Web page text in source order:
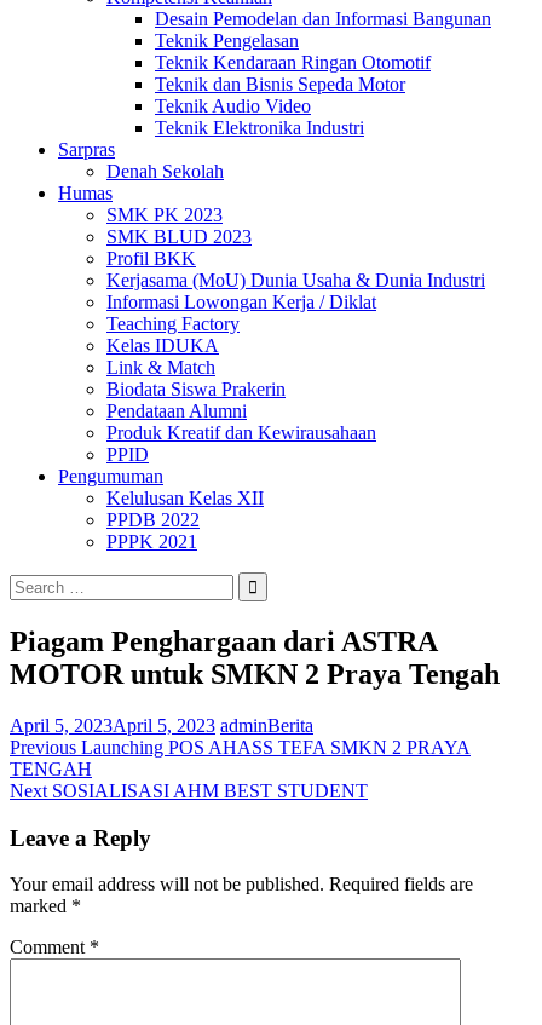
Desain Pemodelan dan Informasi Bangunan
Teknik Pengelasan
Teknik Kendaraan Ringan Otomotif
Teknik dan Bisnis Sepeda Motor
Teknik Audio Video
Teknik Elektronika Industri
Sarpras
Denah Sekolah
Humas
SMK PK 2023
SMK BLUD 2023
Profil BKK
Kerjasama (MoU) Dunia Usaha & Dunia Industri
Informasi Lowongan Kerja / Diklat
Teaching Factory
Kelas IDUKA
Link & Match
Biodata Siswa Prakerin
Pendataan Alumni
Produk Kreatif dan Kewirausahaan
PPID
Pengumuman
Kelulusan Kelas XII
PPDB 2022
PPPK 2021
Search
for:
Piagam Penghargaan dari ASTRA
MOTOR untuk SMKN 2 Praya Tengah
April 5, 2023April 5, 2023 adminBerita
Post
navigation
Previous Previous
post:
Launching POS AHASS TEFA SMKN 2 PRAYA
TENGAH
Next Next
SOSIALISASI AHM BEST STUDENT
Leave a Reply
Your email address will not be published. Required fields are
marked *
Comment *